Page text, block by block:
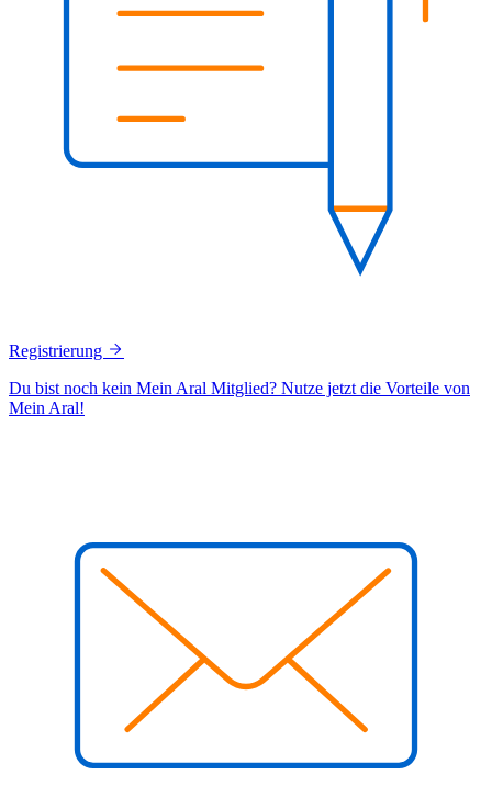
Registrierung
Du bist noch kein Mein Aral Mitglied? Nutze jetzt die Vorteile von
Mein Aral!